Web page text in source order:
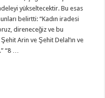
yükseltecektir. Bu esas
belirtti: “Kadın iradesi
direneceğiz ve bu
Arin ve Şehit Delal’ın ve
“8 …